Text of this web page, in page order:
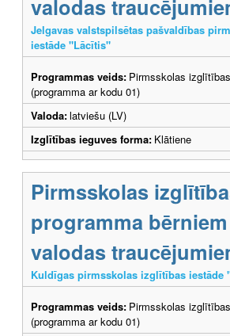
valodas
Jelgavas valstspilsētas pašvaldības
iestāde "Lācītis"
Programmas veids: Pirmsskolas
(programma ar kodu 01)
Valoda:latviešu (LV)
Izglītības ieguves forma: Klātiene
Pirmsskolas
programma
valodas
Kuldīgas pirmsskolas izglītības iestāde
Programmas veids: Pirmsskolas
(programma ar kodu 01)